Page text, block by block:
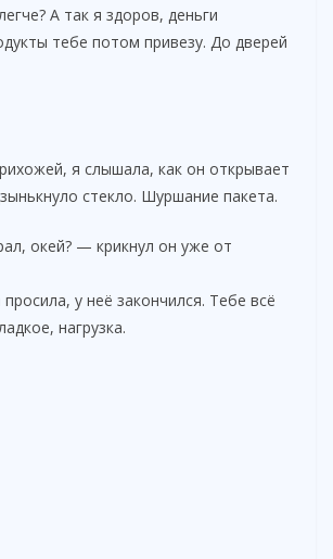
А так я здоров, деньги
тебе потом привезу. До дверей
я слышала, как он открывает
стекло. Шуршание пакета.
окей? — крикнул он уже от
у неё закончился. Тебе всё
нагрузка.